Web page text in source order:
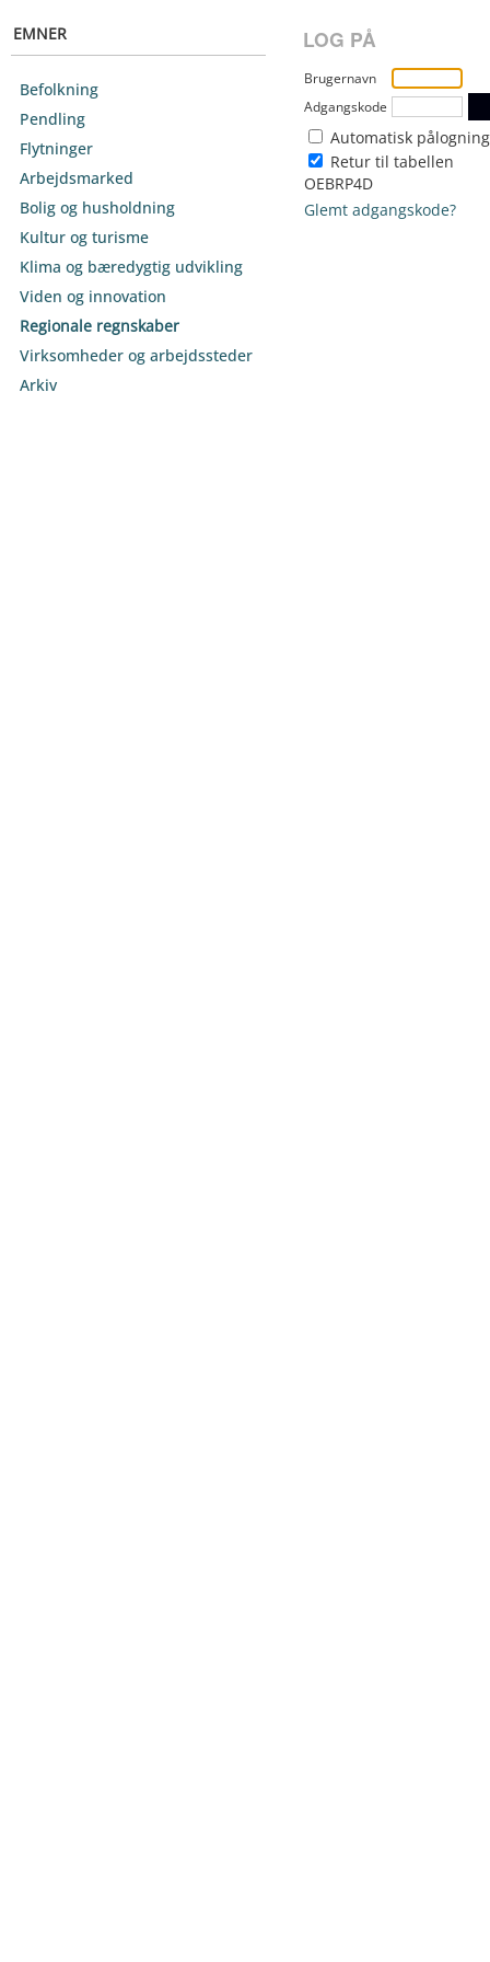
EMNER
Befolkning
Pendling
Flytninger
Arbejdsmarked
Bolig og husholdning
Kultur og turisme
Klima og bæredygtig udvikling
Viden og innovation
Regionale regnskaber
Virksomheder og arbejdssteder
Arkiv
LOG PÅ
Brugernavn
Adgangskode
Automatisk pålogning
Retur til tabellen
OEBRP4D
Glemt adgangskode?